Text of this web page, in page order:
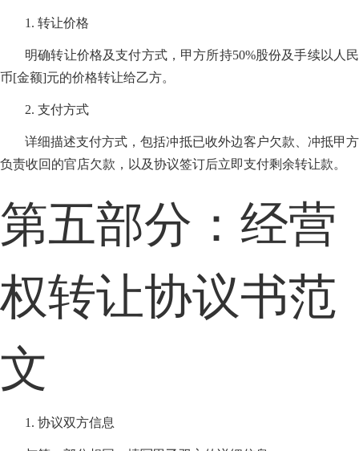
1. 转让价格
明确转让价格及支付方式，甲方所持50%股份及手续以人民
币[金额]元的价格转让给乙方。
2. 支付方式
详细描述支付方式，包括冲抵已收外边客户欠款、冲抵甲方
负责收回的官店欠款，以及协议签订后立即支付剩余转让款。
第五部分：经营
权转让协议书范
文
1. 协议双方信息